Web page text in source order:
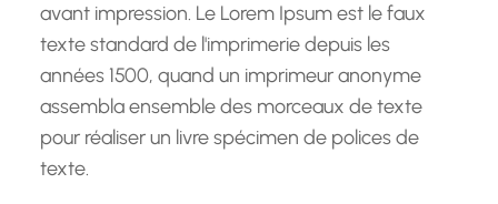
avant impression. Le Lorem Ipsum est le faux
texte standard de l'imprimerie depuis les
années 1500, quand un imprimeur anonyme
assembla ensemble des morceaux de texte
pour réaliser un livre spécimen de polices de
texte.